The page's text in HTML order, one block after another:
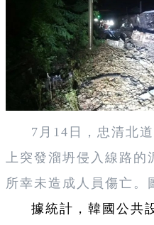
7月14日，忠清北
上突發溜坍侵入線路的
所幸未造成人員傷亡。
據統計，韓國公共